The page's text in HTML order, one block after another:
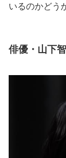
いるのかどう
俳優・山下